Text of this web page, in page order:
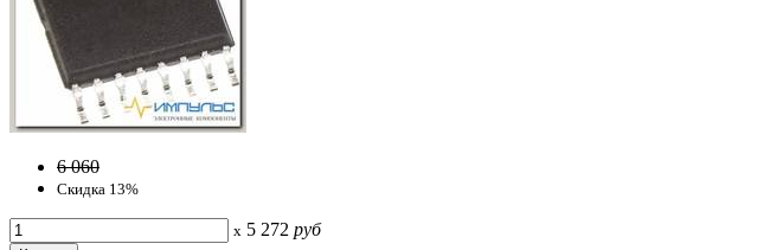
6 060
Скидка 13%
x 5 272 руб